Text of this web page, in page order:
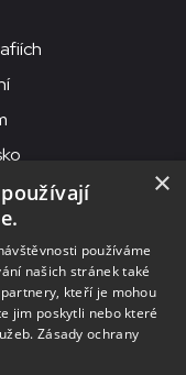
Budějovice
62, 676 02
schránky: chjn2kd
×
používáme
našich stránek také
kteří je mohou
jim poskytli nebo které
Zásady ochrany